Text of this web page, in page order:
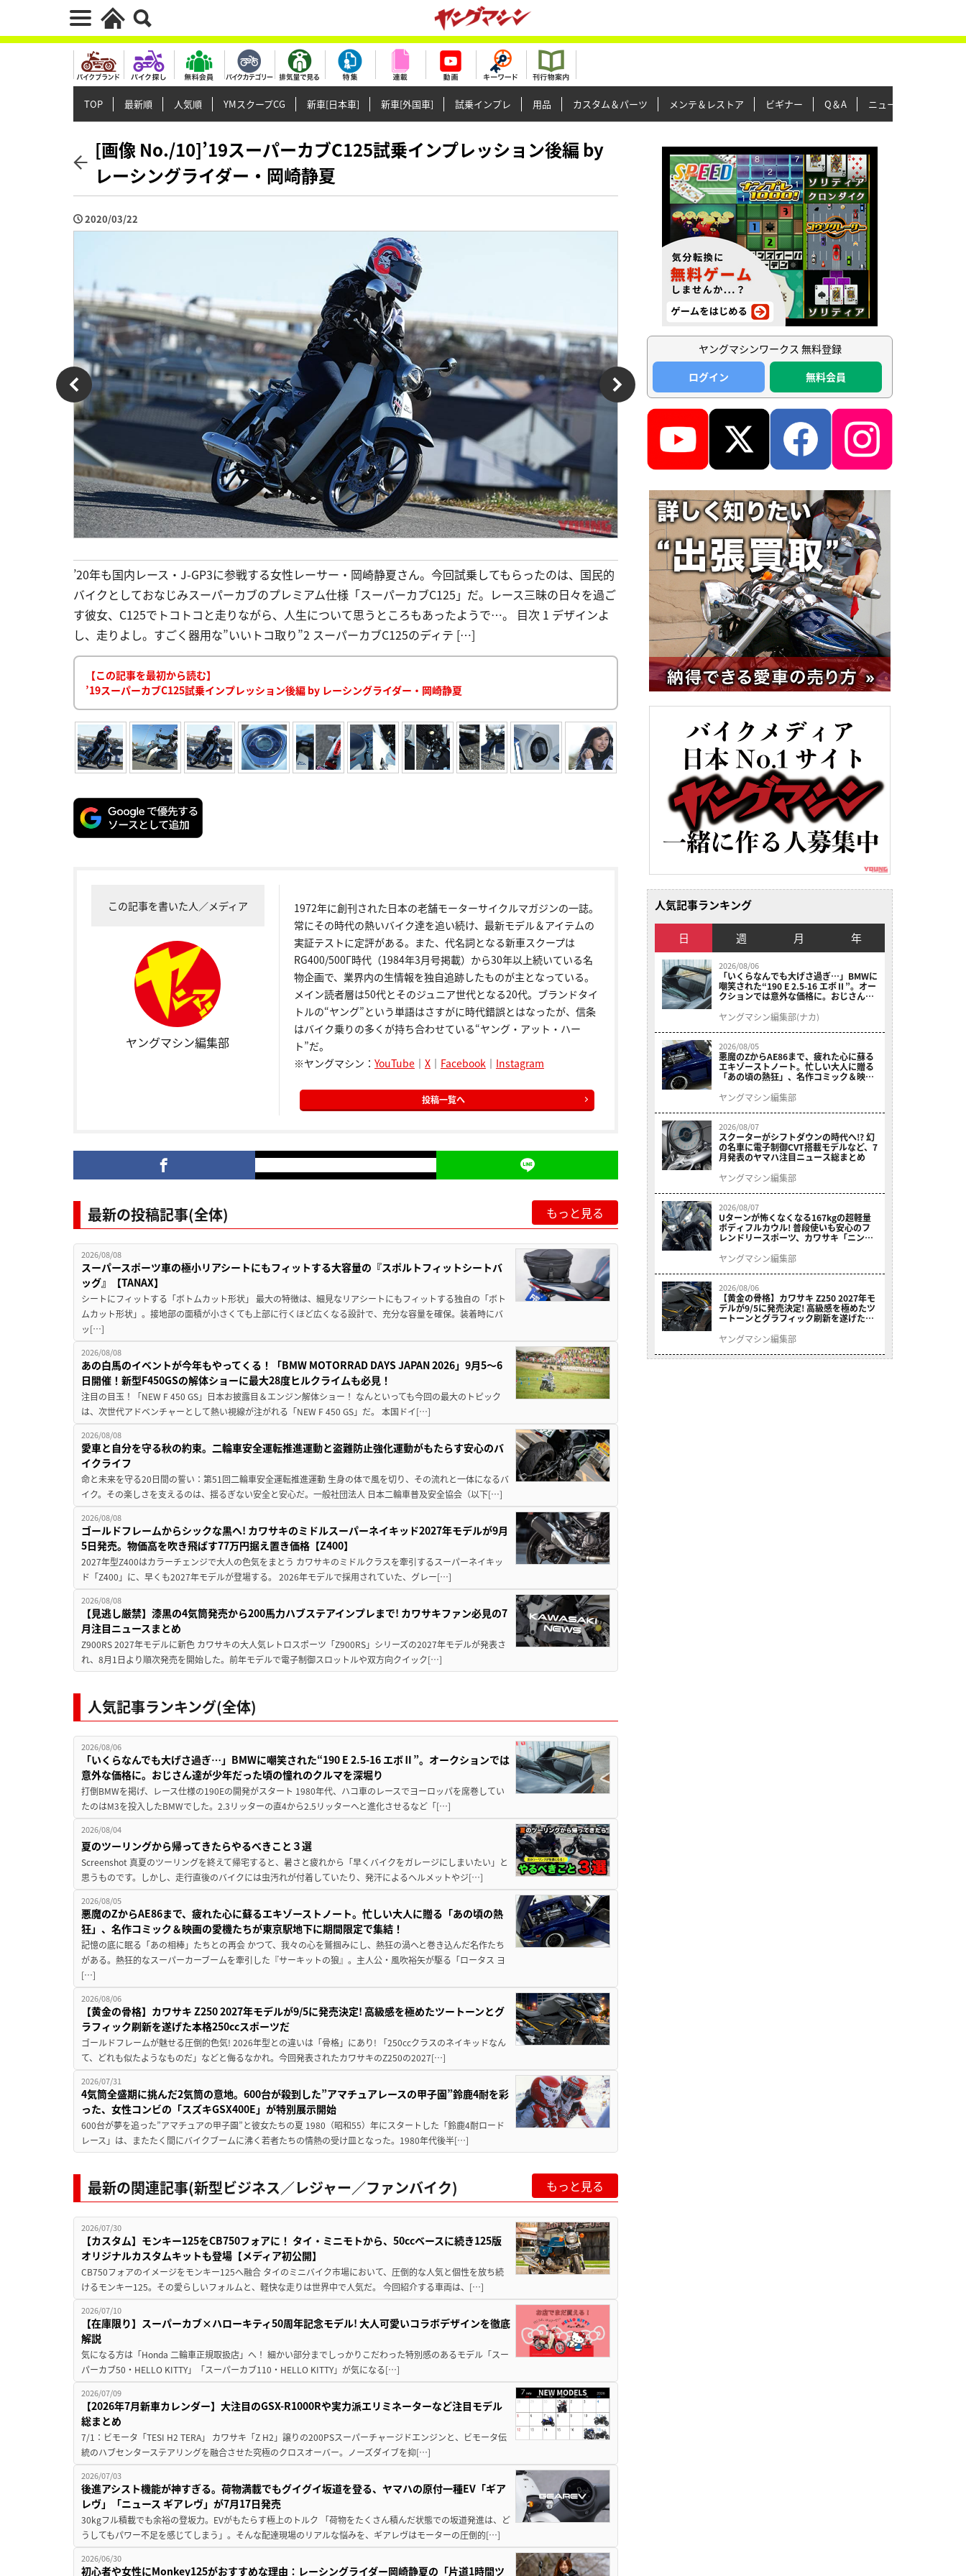
TOP 最新順 人気順 YMスクープCG 新車[日本車] 新車[外国車] 試乗インプレ 用品 カスタム＆パーツ メンテ＆レストア ビギナー Q＆A ニュース＆トピックス
[画像 No./10]’19スーパーカブC125試乗インプレッション後編 by
レーシングライダー・岡崎静夏
2020/03/22
’20年も国内レース・J-GP3に参戦する女性レーサー・岡崎静夏さん。今回試乗してもらったのは、国民的
バイクとしておなじみスーパーカブのプレミアム仕様「スーパーカブC125」だ。レース三昧の日々を過ご
す彼女、C125でトコトコと走りながら、人生について思うところもあったようで…。 目次 1 デザインよ
し、走りよし。すごく器用な”いいトコ取り”2 スーパーカブC125のディテ […]
【この記事を最初から読む】
’19スーパーカブC125試乗インプレッション後編 by レーシングライダー・岡崎静夏
この記事を書いた人／メディア
ヤングマシン編集部
1972年に創刊された日本の老舗モーターサイクルマガジンの一誌。
常にその時代の熱いバイク達を追い続け、最新モデル＆アイテムの
実証テストに定評がある。また、代名詞となる新車スクープは
RG400/500Γ時代（1984年3月号掲載）から30年以上続いている名
物企画で、業界内の生情報を独自追跡したものが主となっている。
メイン読者層は50代とそのジュニア世代となる20代。ブランドタイ
トルの“ヤング”という単語はさすがに時代錯誤とはなったが、信条
はバイク乗りの多くが持ち合わせている“ヤング・アット・ハー
ト”だ。
※ヤングマシン： YouTube｜ X｜ Facebook｜ Instagram
投稿一覧へ
最新の投稿記事(全体) もっと見る
2026/08/08
スーパースポーツ車の極小リアシートにもフィットする大容量の『スポルトフィットシートバ
ッグ』【TANAX】
シートにフィットする「ボトムカット形状」 最大の特徴は、細見なリアシートにもフィットする独自の「ボト
ムカット形状」。接地部の面積が小さくても上部に行くほど広くなる設計で、充分な容量を確保。装着時にバ
ッ[…]
2026/08/08
あの白馬のイベントが今年もやってくる！「BMW MOTORRAD DAYS JAPAN 2026」9月5〜6
日開催！新型F450GSの解体ショーに最大28度ヒルクライムも必見！
注目の目玉！「NEW F 450 GS」日本お披露目＆エンジン解体ショー！ なんといっても今回の最大のトピック
は、次世代アドベンチャーとして熱い視線が注がれる「NEW F 450 GS」だ。 本国ドイ[…]
2026/08/08
愛車と自分を守る秋の約束。二輪車安全運転推進運動と盗難防止強化運動がもたらす安心のバ
イクライフ
命と未来を守る20日間の誓い：第51回二輪車安全運転推進運動 生身の体で風を切り、その流れと一体になるバ
イク。その楽しさを支えるのは、揺るぎない安全と安心だ。一般社団法人 日本二輪車普及安全協会（以下[…]
2026/08/08
ゴールドフレームからシックな黒へ! カワサキのミドルスーパーネイキッド2027年モデルが9月
5日発売。物価高を吹き飛ばす77万円据え置き価格【Z400】
2027年型Z400はカラーチェンジで大人の色気をまとう カワサキのミドルクラスを牽引するスーパーネイキッ
ド「Z400」に、早くも2027年モデルが登場する。 2026年モデルで採用されていた、グレー[…]
2026/08/08
【見逃し厳禁】漆黒の4気筒発売から200馬力ハブステアインプレまで! カワサキファン必見の7
月注目ニュースまとめ
Z900RS 2027年モデルに新色 カワサキの大人気レトロスポーツ「Z900RS」シリーズの2027年モデルが発表さ
れ、8月1日より順次発売を開始した。前年モデルで電子制御スロットルや双方向クイック[…]
人気記事ランキング(全体)
2026/08/06
「いくらなんでも大げさ過ぎ…」BMWに嘲笑された“190 E 2.5-16 エボⅡ”。オークションでは
意外な価格に。おじさん達が少年だった頃の憧れのクルマを深堀り
打倒BMWを掲げ、レース仕様の190Eの開発がスタート 1980年代、ハコ車のレースでヨーロッパを席巻してい
たのはM3を投入したBMWでした。2.3リッターの直4から2.5リッターへと進化させるなど「[…]
2026/08/04
夏のツーリングから帰ってきたらやるべきこと３選
Screenshot 真夏のツーリングを終えて帰宅すると、暑さと疲れから「早くバイクをガレージにしまいたい」と
思うものです。しかし、走行直後のバイクには虫汚れが付着していたり、発汗によるヘルメットやジ[…]
2026/08/05
悪魔のZからAE86まで、疲れた心に蘇るエキゾーストノート。忙しい大人に贈る「あの頃の熱
狂」、名作コミック＆映画の愛機たちが東京駅地下に期間限定で集結！
記憶の底に眠る「あの相棒」たちとの再会 かつて、我々の心を鷲掴みにし、熱狂の渦へと巻き込んだ名作たち
がある。熱狂的なスーパーカーブームを牽引した『サーキットの狼』。主人公・風吹裕矢が駆る「ロータス ヨ
[…]
2026/08/06
【黄金の骨格】カワサキ Z250 2027年モデルが9/5に発売決定! 高級感を極めたツートーンとグ
ラフィック刷新を遂げた本格250ccスポーツだ
ゴールドフレームが魅せる圧倒的色気! 2026年型との違いは「骨格」にあり! 「250ccクラスのネイキッドなん
て、どれも似たようなものだ」などと侮るなかれ。今回発表されたカワサキのZ250の2027[…]
2026/07/31
4気筒全盛期に挑んだ2気筒の意地。600台が殺到した”アマチュアレースの甲子園”鈴鹿4耐を彩
った、女性コンビの「スズキGSX400E」が特別展示開始
600台が夢を追った”アマチュアの甲子園”と彼女たちの夏 1980（昭和55）年にスタートした「鈴鹿4耐ロード
レース」は、またたく間にバイクブームに沸く若者たちの情熱の受け皿となった。1980年代後半[…]
最新の関連記事(新型ビジネス／レジャー／ファンバイク) もっと見る
2026/07/30
【カスタム】モンキー125をCB750フォアに！ タイ・ミニモトから、50ccベースに続き125版
オリジナルカスタムキットも登場【メディア初公開】
CB750フォアのイメージをモンキー125へ融合 タイのミニバイク市場において、圧倒的な人気と個性を放ち続
けるモンキー125。その愛らしいフォルムと、軽快な走りは世界中で人気だ。 今回紹介する車両は、[…]
2026/07/10
【在庫限り】スーパーカブ×ハローキティ50周年記念モデル! 大人可愛いコラボデザインを徹底
解説
気になる方は「Honda 二輪車正規取扱店」へ！ 細かい部分までしっかりこだわった特別感のあるモデル「スー
パーカブ50・HELLO KITTY」「スーパーカブ110・HELLO KITTY」が気になる[…]
2026/07/09
【2026年7月新車カレンダー】大注目のGSX-R1000Rや実力派エリミネーターなど注目モデル
総まとめ
7/1：ビモータ「TESI H2 TERA」 カワサキ「Z H2」譲りの200PSスーパーチャージドエンジンと、ビモータ伝
統のハブセンターステアリングを融合させた究極のクロスオーバー。ノーズダイブを抑[…]
2026/07/03
後進アシスト機能が神すぎる。荷物満載でもグイグイ坂道を登る、ヤマハの原付一種EV「ギア
レヴ」「ニュース ギアレヴ」が7月17日発売
30kgフル積載でも余裕の登坂力。EVがもたらす極上のトルク 「荷物をたくさん積んだ状態での坂道発進は、ど
うしてもパワー不足を感じてしまう」。そんな配達現場のリアルな悩みを、ギアレヴはモーターの圧倒的[…]
2026/06/30
初心者や女性にMonkey125がおすすめな理由：レーシングライダー岡崎静夏の「片道1時間ツ
ヤングマシンワークス 無料登録
ログイン
無料会員
人気記事ランキング
日 週 月 年
2026/08/06
「いくらなんでも大げさ過ぎ…」BMWに
嘲笑された“190 E 2.5-16 エボⅡ”。オー
クションでは意外な価格に。おじさん達
ヤングマシン編集部(ナカ)
2026/08/05
悪魔のZからAE86まで、疲れた心に蘇る
エキゾーストノート。忙しい大人に贈る
「あの頃の熱狂」、名作コミック＆映画
結！
ヤングマシン編集部
2026/08/07
スクーターがシフトダウンの時代へ!? 幻
の名車に電子制御CVT搭載モデルなど、7
月発表のヤマハ注目ニュース総まとめ
ヤングマシン編集部
2026/08/07
Uターンが怖くなくなる167kgの超軽量
ボディフルカウル! 普段使いも安心のフ
レンドリースポーツ、カワサキ「ニンジ
9/5発売
ヤングマシン編集部
2026/08/06
【黄金の骨格】カワサキ Z250 2027年モ
デルが9/5に発売決定! 高級感を極めたツ
ートーンとグラフィック刷新を遂げた本
ヤングマシン編集部